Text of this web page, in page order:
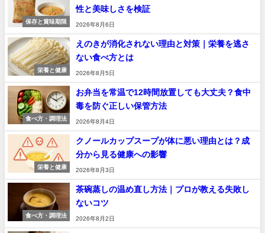
保存と賞味期限
性と美味しさを検証
2026年8月6日
栄養と健康
えのきが消化されない理由と対策｜栄養を逃さ
ない食べ方とは
2026年8月5日
食べ方・調理法
お弁当を常温で12時間放置しても大丈夫？食中
毒を防ぐ正しい保管方法
2026年8月4日
栄養と健康
クノールカップスープが体に悪い理由とは？成
分から見る健康への影響
2026年8月3日
食べ方・調理法
茶碗蒸しの温め直し方法｜プロが教える失敗し
ないコツ
2026年8月2日